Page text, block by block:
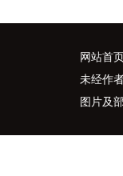
网站首
未经作
图片及